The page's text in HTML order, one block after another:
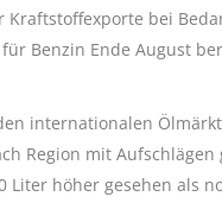
Kraftstoffexporte bei
Benzin Ende August
internationalen
Region mit
Liter höher gesehen als